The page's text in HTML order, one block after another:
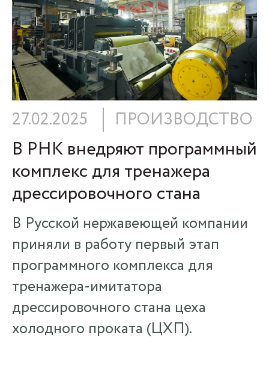
27.02.2025 ПРОИЗВОДСТВО
В РНК внедряют программный
комплекс для тренажера
дрессировочного стана
В Русской нержавеющей компании
приняли в работу первый этап
программного комплекса для
тренажера-имитатора
дрессировочного стана цеха
холодного проката (ЦХП).